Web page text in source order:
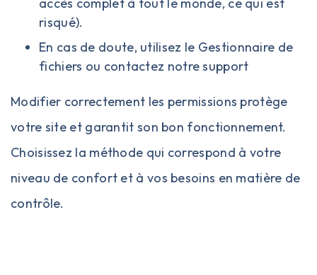
risqué).
En cas de doute, utilisez le Gestionnaire de
fichiers ou contactez notre support
Modifier correctement les permissions protège
votre site et garantit son bon fonctionnement.
Choisissez la méthode qui correspond à votre
niveau de confort et à vos besoins en matière de
contrôle.